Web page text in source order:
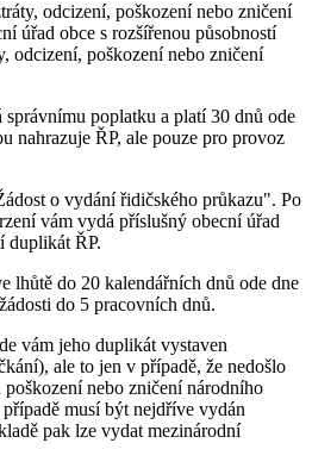
odcizení, poškození nebo zničení
úřad obce s rozšířenou působností
odcizení, poškození nebo zničení
poplatku a platí 30 dnů ode
nahrazuje ŘP, ale pouze pro provoz
o vydání řidičského průkazu". Po
vám vydá příslušný obecní úřad
duplikát ŘP.
lhůtě do 20 kalendářních dnů ode dne
do 5 pracovních dnů.
vám jeho duplikát vystaven
ale to jen v případě, že nedošlo
poškození nebo zničení národního
musí být nejdříve vydán
pak lze vydat mezinárodní